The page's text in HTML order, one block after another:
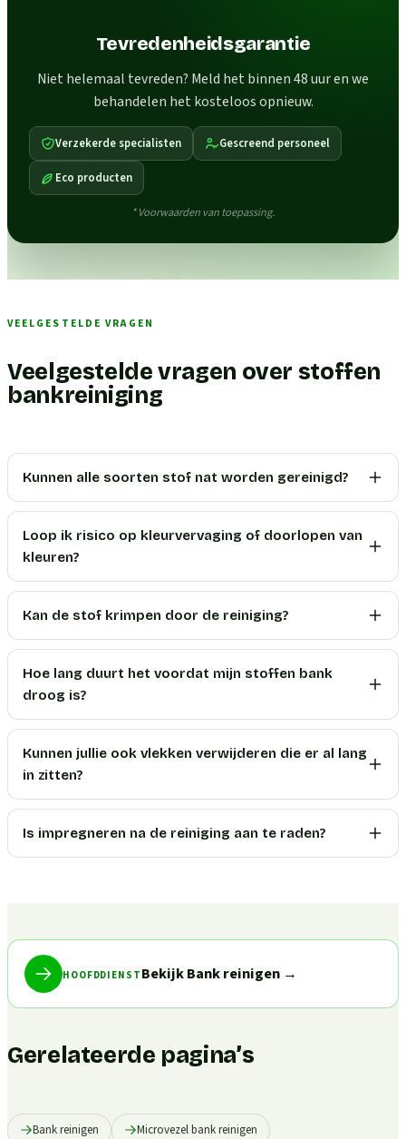
Tevredenheidsgarantie
Niet helemaal tevreden? Meld het binnen 48 uur en we
behandelen het kosteloos opnieuw.
Verzekerde specialisten Gescreend personeel
Eco producten
* Voorwaarden van toepassing.
VEELGESTELDE VRAGEN
Veelgestelde vragen over stoffen
bankreiniging
Kunnen alle soorten stof nat worden gereinigd?
Loop ik risico op kleurvervaging of doorlopen van
kleuren?
Kan de stof krimpen door de reiniging?
Hoe lang duurt het voordat mijn stoffen bank
droog is?
Kunnen jullie ook vlekken verwijderen die er al lang
in zitten?
Is impregneren na de reiniging aan te raden?
HOOFDDIENST Bekijk Bank reinigen→
Gerelateerde pagina’s
Bank reinigen Microvezel bank reinigen